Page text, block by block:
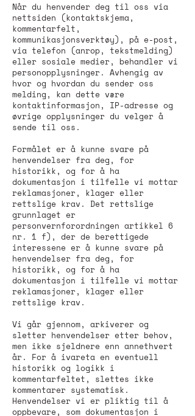
Når du henvender deg til oss via
nettsiden (kontaktskjema,
kommentarfelt,
kommunikasjonsverktøy), på e-post,
via telefon (anrop, tekstmelding)
eller sosiale medier, behandler vi
personopplysninger. Avhengig av
hvor og hvordan du sender oss
melding, kan dette være
kontaktinformasjon, IP-adresse og
øvrige opplysninger du velger å
sende til oss.
Formålet er å kunne svare på
henvendelser fra deg, for
historikk, og for å ha
dokumentasjon i tilfelle vi mottar
reklamasjoner, klager eller
rettslige krav. Det rettslige
grunnlaget er
personvernforordningen artikkel 6
nr. 1 f), der de berettigede
interessene er å kunne svare på
henvendelser fra deg, for
historikk, og for å ha
dokumentasjon i tilfelle vi mottar
reklamasjoner, klager eller
rettslige krav.
Vi går gjennom, arkiverer og
sletter henvendelser etter behov,
men ikke sjeldnere enn annethvert
år. For å ivareta en eventuell
historikk og logikk i
kommentarfeltet, slettes ikke
kommentarer systematisk.
Henvendelser vi er pliktig til å
oppbevare, som dokumentasjon i